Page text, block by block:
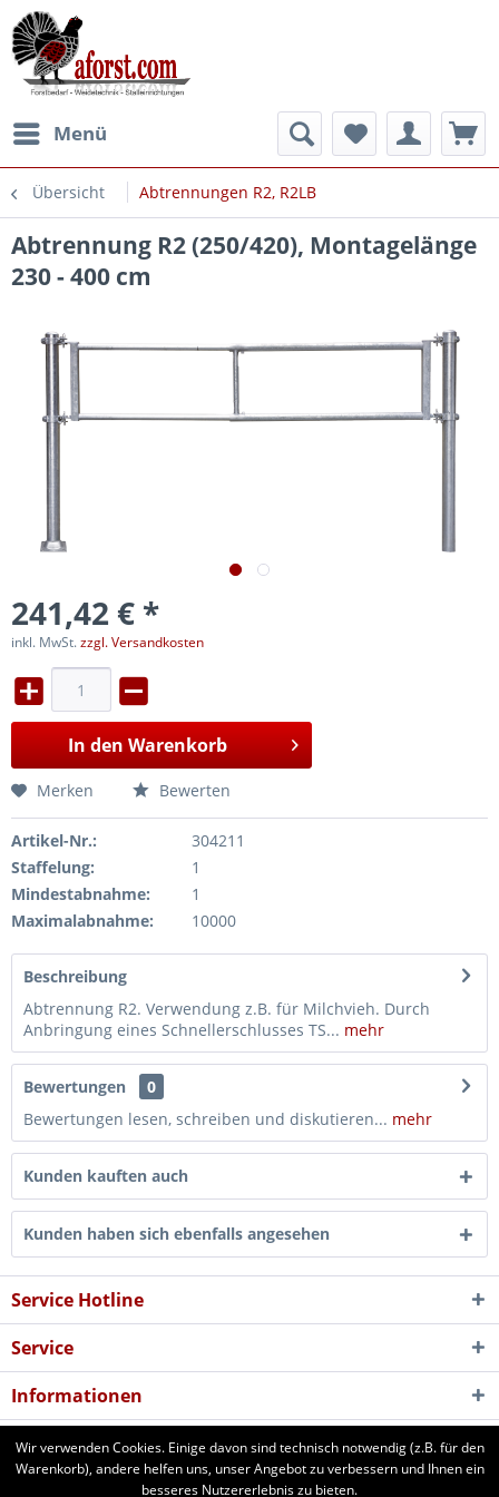
Menü
Übersicht Abtrennungen R2, R2LB
Abtrennung R2 (250/420), Montagelänge
230 - 400 cm
241,42 € *
inkl. MwSt.zzgl. Versandkosten
In den Warenkorb
Merken Bewerten
Artikel-Nr.:
304211
Staffelung:
1
Mindestabnahme:
1
Maximalabnahme:
10000
Beschreibung
Abtrennung R2. Verwendung z.B. für Milchvieh. Durch
Anbringung eines Schnellerschlusses TS... mehr
Bewertungen
0
Bewertungen lesen, schreiben und diskutieren... mehr
Kunden kauften auch
Kunden haben sich ebenfalls angesehen
Service Hotline
Service
Informationen
Newsletter
Wir verwenden Cookies. Einige davon sind technisch notwendig (z.B. für den
Warenkorb), andere helfen uns, unser Angebot zu verbessern und Ihnen ein
besseres Nutzererlebnis zu bieten.